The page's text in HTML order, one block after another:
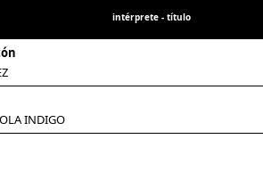
intérprete - título
INDIGO